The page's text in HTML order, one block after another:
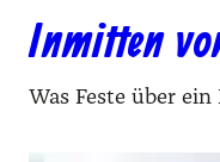
Inmitten
Was Feste über